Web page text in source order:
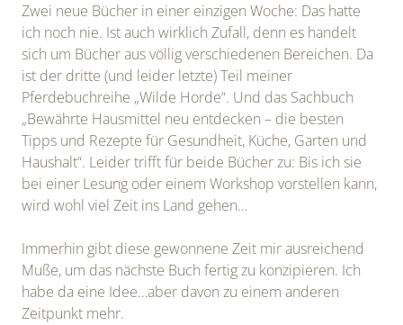
Zwei neue Bücher in einer einzigen Woche: Das hatte
ich noch nie. Ist auch wirklich Zufall, denn es handelt
sich um Bücher aus völlig verschiedenen Bereichen. Da
ist der dritte (und leider letzte) Teil meiner
Pferdebuchreihe „Wilde Horde“. Und das Sachbuch
„Bewährte Hausmittel neu entdecken – die besten
Tipps und Rezepte für Gesundheit, Küche, Garten und
Haushalt“. Leider trifft für beide Bücher zu: Bis ich sie
bei einer Lesung oder einem Workshop vorstellen kann,
wird wohl viel Zeit ins Land gehen…
Immerhin gibt diese gewonnene Zeit mir ausreichend
Muße, um das nächste Buch fertig zu konzipieren. Ich
habe da eine Idee…aber davon zu einem anderen
Zeitpunkt mehr.